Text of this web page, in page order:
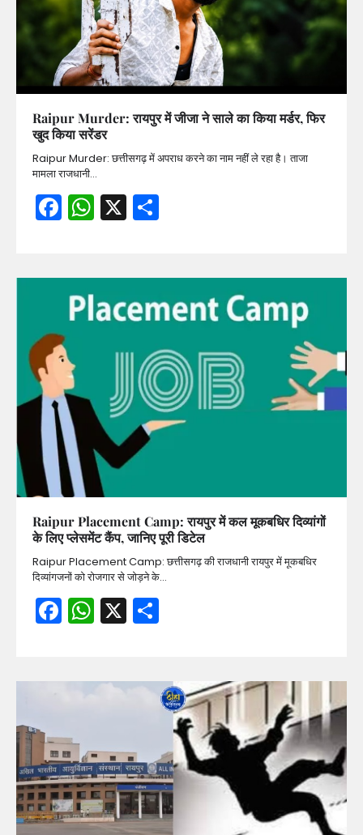
Raipur Murder: रायपुर में जीजा ने साले का किया मर्डर, फिर
खुद किया सरेंडर
Raipur Murder: छत्तीसगढ़ में अपराध करने का नाम नहीं ले रहा है। ताजा
मामला राजधानी…
Facebook
WhatsApp
X
Raipur Placement Camp: रायपुर में कल मूकबधिर दिव्यांगों
के लिए प्लेसमेंट कैंप, जानिए पूरी डिटेल
Raipur Placement Camp: छत्तीसगढ़ की राजधानी रायपुर में मूकबधिर
दिव्यांगजनों को रोजगार से जोड़ने के…
Facebook
WhatsApp
X